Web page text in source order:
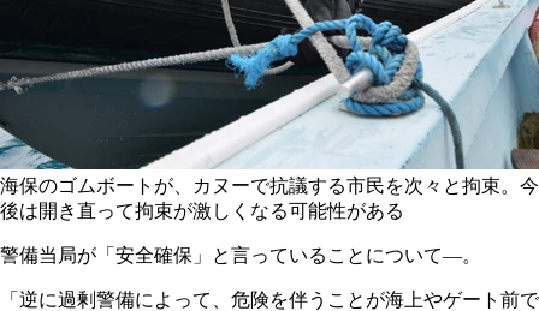
海保のゴムボートが、カヌーで抗議する市民を次々と拘束。今
後は開き直って拘束が激しくなる可能性がある
警備当局が「安全確保」と言っていることについて―。
「逆に過剰警備によって、危険を伴うことが海上やゲート前で